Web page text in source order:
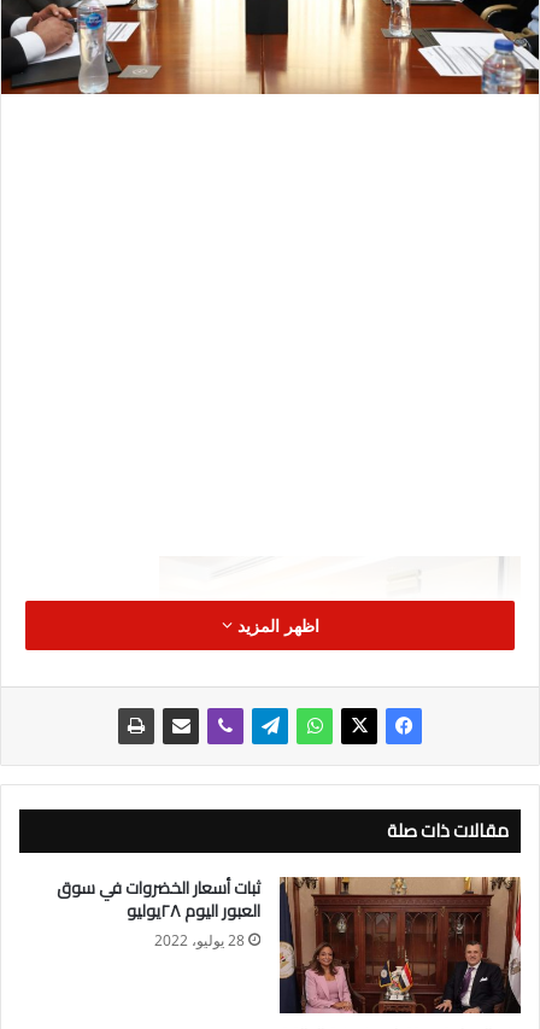
اظهر المزيد
مقالات ذات صلة
ثبات أسعار الخضروات في سوق
العبور اليوم ٢٨يوليو
28 يوليو، 2022